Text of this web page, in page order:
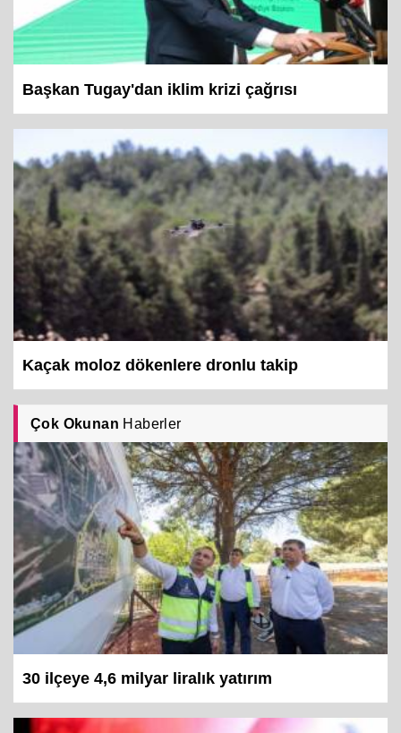
Başkan Tugay'dan iklim krizi çağrısı
Kaçak moloz dökenlere dronlu takip
Çok Okunan Haberler
30 ilçeye 4,6 milyar liralık yatırım